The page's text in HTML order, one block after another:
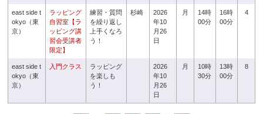
east side t
okyo（東
京）
ラッピング
自習室【ラ
ッピング講
習会受講者
限定】
練習・質問
を繰り返し
上手くなろ
う！
杉崎
2026
年10
月26
日
月
14時
00分
16時
00分
4
east side t
okyo（東
京）
入門クラス
ラッピング
を楽しも
う！
2026
年10
月26
日
月
10時
30分
13時
00分
8